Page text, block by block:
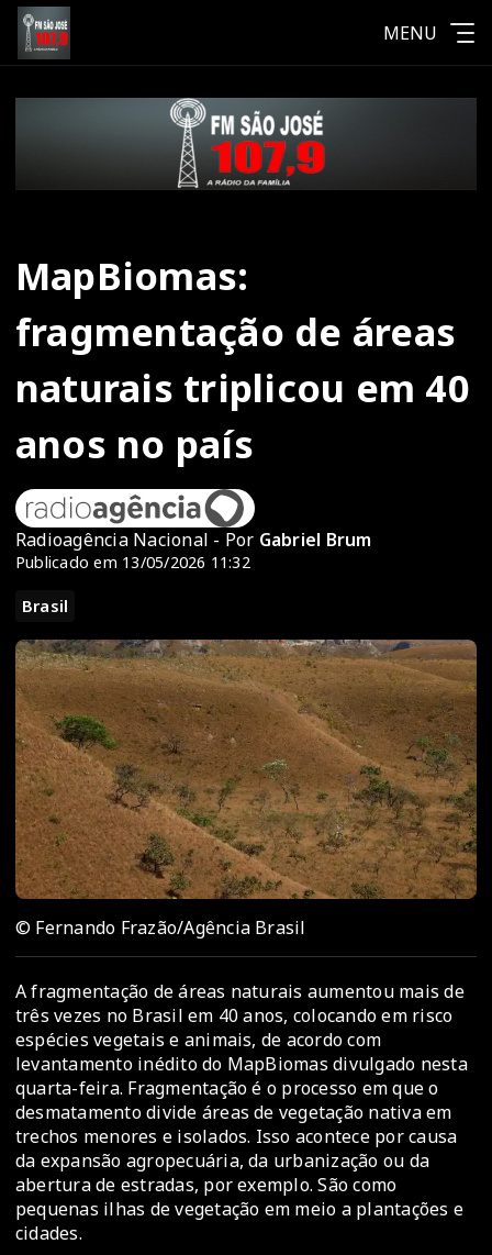
MENU
MapBiomas:
fragmentação de áreas
naturais triplicou em 40
anos no país
Radioagência Nacional - Por Gabriel Brum
Publicado em 13/05/2026 11:32
Brasil
© Fernando Frazão/Agência Brasil
A fragmentação de áreas naturais aumentou mais de
três vezes no Brasil em 40 anos, colocando em risco
espécies vegetais e animais, de acordo com
levantamento inédito do MapBiomas divulgado nesta
quarta-feira. Fragmentação é o processo em que o
desmatamento divide áreas de vegetação nativa em
trechos menores e isolados. Isso acontece por causa
da expansão agropecuária, da urbanização ou da
abertura de estradas, por exemplo. São como
pequenas ilhas de vegetação em meio a plantações e
cidades.